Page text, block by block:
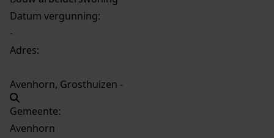
Datum vergunning:
-
Adres:
Avenhorn, Grosthuizen -
Gemeente:
Avenhorn